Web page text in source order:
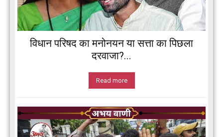
विधान परिषद का मनोनयन या सत्ता का पिछला
दरवाजा?...
Read more